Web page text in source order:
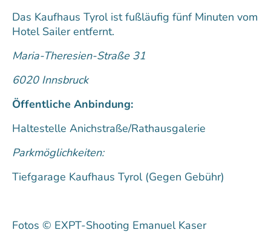
Das Kaufhaus Tyrol ist fußläufig fünf Minuten vom
Hotel Sailer entfernt.
Maria-Theresien-Straße 31
6020 Innsbruck
Öffentliche Anbindung:
Haltestelle Anichstraße/Rathausgalerie
Parkmöglichkeiten:
Tiefgarage Kaufhaus Tyrol (Gegen Gebühr)
Fotos © EXPT-Shooting Emanuel Kaser